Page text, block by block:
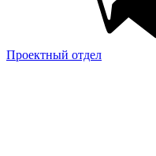
Проектный отдел